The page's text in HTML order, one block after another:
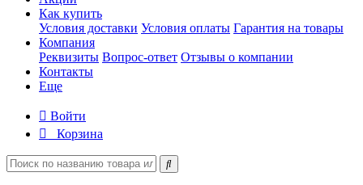
Как купить
Условия доставки Условия оплаты Гарантия на товары
Компания
Реквизиты Вопрос-ответ Отзывы о компании
Контакты
Еще
Войти
Корзина